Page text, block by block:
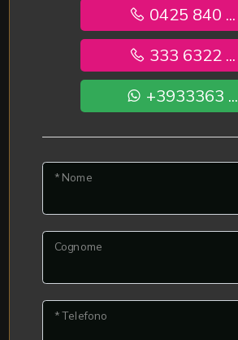
0425 840 ...
333 6322 ...
+3933363 ...
* Nome
Cognome
* Telefono